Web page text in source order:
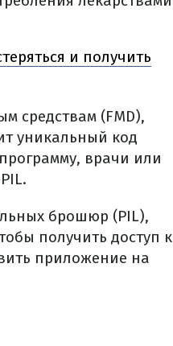
и получить
средствам (FMD),
уникальный код
врачи или
брошюр (PIL),
получить доступ к
приложение на